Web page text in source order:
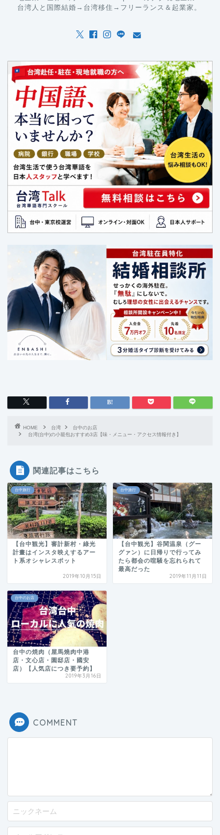
台湾人と国際結婚→台湾移住→フリーランス＆起業家。
HOME 台湾
台中のお店
台湾(台中)の小籠包おすすめ3店【味・メニュー・アクセス情報付き】
関連記事はこちら
台中旅行
【台中観光】審計新村・綠光
計畫はインスタ映えするアー
ト系オシャレスポット
2019年10月15日
台中旅行
【台中観光】谷関温泉（グー
グァン）に日帰りで行ってみ
たら都会の喧騒を忘れられて
最高だった
2019年11月11日
台中のお店
台中の焼肉（屋馬燒肉中港
店・文心店・園邸店・國安
店）【人気店につき要予約】
2019年3月16日
COMMENT